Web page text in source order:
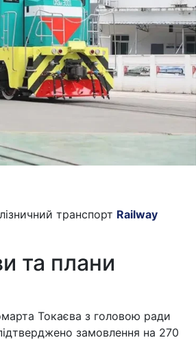
транспорт Railway
та плани
Токаєва з головою ради
замовлення на 270